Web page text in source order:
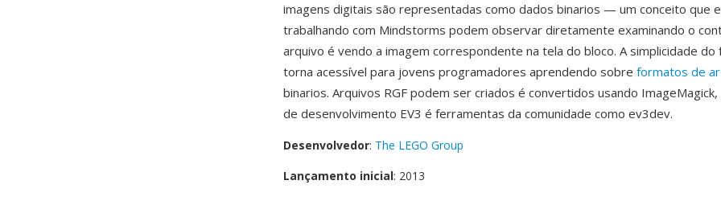
imagens digitais são representadas como dados binarios — um conceito que
trabalhando com Mindstorms podem observar diretamente examinando o
arquivo é vendo a imagem correspondente na tela do bloco. A simplicidade
torna acessível para jovens programadores aprendendo sobre formatos de
binarios. Arquivos RGF podem ser criados é convertidos usando
de desenvolvimento EV3 é ferramentas da comunidade como ev3dev.
Desenvolvedor: The LEGO Group
Lançamento inicial: 2013